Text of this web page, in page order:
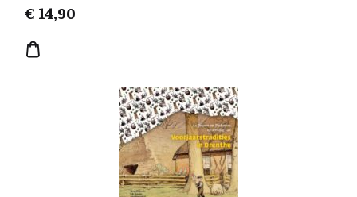
inbreng kwam na 1854 de discussie over de slavernij op
slavernij werd afgeschaft.
€ 14,90